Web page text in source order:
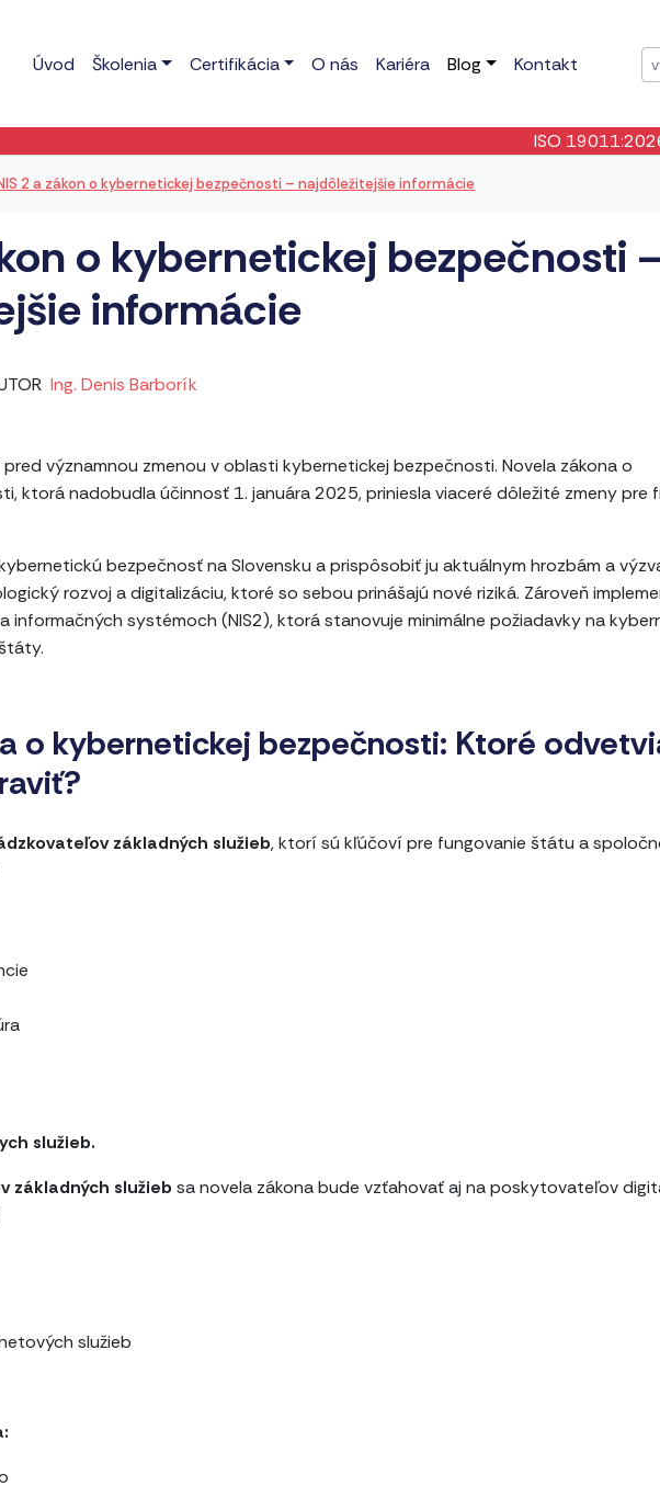
Úvod Školenia Certifikácia O nás Kariéra Blog Kontakt
ISO 19011:2026- Bola
2 a zákon o kybernetickej bezpečnosti – najdôležitejšie informácie
o kybernetickej bezpečnosti
informácie
Ing. Denis Barborík
významnou zmenou v oblasti kybernetickej bezpečnosti. Novela zákona o
ktorá nadobudla účinnosť 1. januára 2025, priniesla viaceré dôležité zmeny pre
bezpečnosť na Slovensku a prispôsobiť ju aktuálnym hrozbám a
rozvoj a digitalizáciu, ktoré so sebou prinášajú nové riziká. Zároveň
informačných systémoch (NIS2), ktorá stanovuje minimálne požiadavky na
o kybernetickej bezpečnosti: Ktoré
základných služieb, ktorí sú kľúčoví pre fungovanie štátu a
služieb.
základných služieb sa novela zákona bude vzťahovať aj na poskytovateľov
služieb